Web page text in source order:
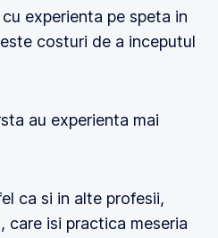
experienta pe speta in
costuri de a inceputul
au experienta mai
ca si in alte profesii,
isi practica meseria